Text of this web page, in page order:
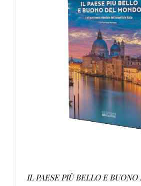
AGGIUNGI AL CARRELLO
IL PAESE PIÙ BELLO E